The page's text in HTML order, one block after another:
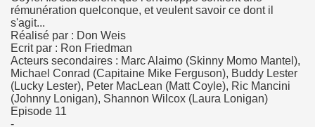
rémunération quelconque, et veulent savoir ce dont il
s'agit...
Réalisé par : Don Weis
Ecrit par : Ron Friedman
Acteurs secondaires : Marc Alaimo (Skinny Momo Mantel),
Michael Conrad (Capitaine Mike Ferguson), Buddy Lester
(Lucky Lester), Peter MacLean (Matt Coyle), Ric Mancini
(Johnny Lonigan), Shannon Wilcox (Laura Lonigan)
Episode 11
-